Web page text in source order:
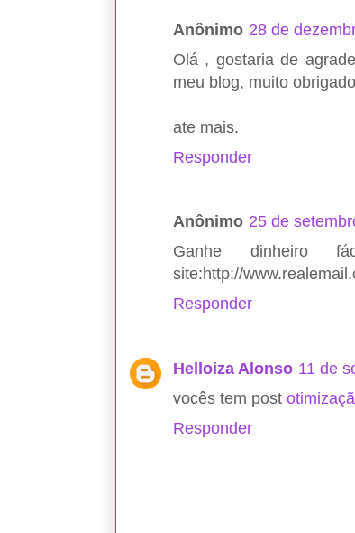
Anônimo 28 de
Olá , gostaria de
meu blog, muito
ate mais.
Responder
Anônimo 25 de
Ganhe dinheiro
site:http://
Responder
Helloiza Alonso 11 de
vocês tem post
Responder